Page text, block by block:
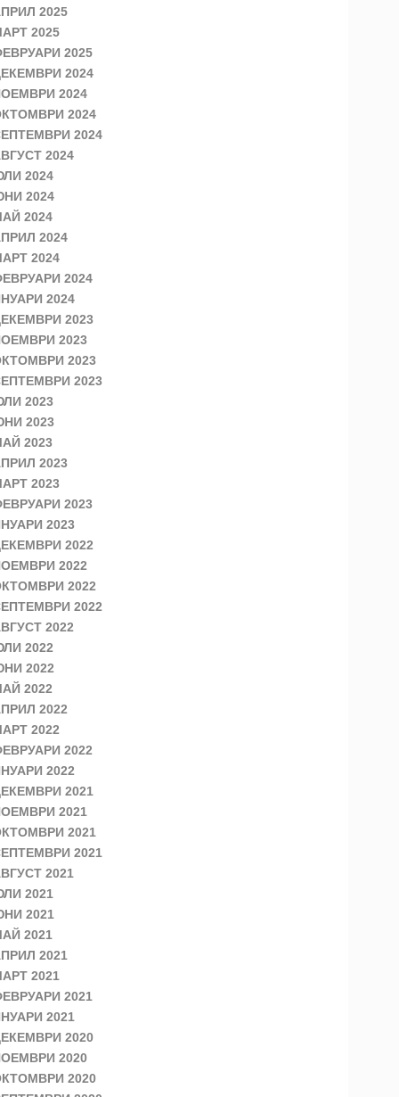
2025
2025
2025
2024
2024
2024
2024
2024
2024
2024
2024
2024
2024
2024
2024
2023
2023
2023
2023
2023
2023
2023
2023
2023
2023
2023
2022
2022
2022
2022
2022
2022
2022
2022
2022
2022
2022
2022
2021
2021
2021
2021
2021
2021
2021
2021
2021
2021
2021
2021
2020
2020
2020